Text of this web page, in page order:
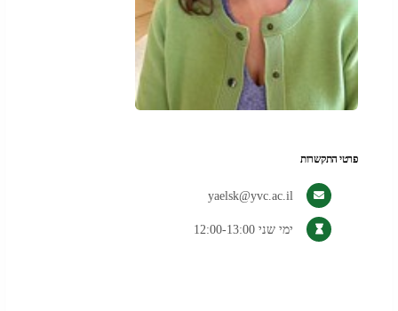
פרטי התקשרות
yaelsk@yvc.ac.il
ימי שני 12:00-13:00